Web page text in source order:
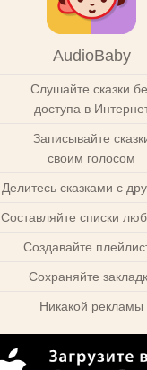
AudioBaby
Слушайте сказки
доступа в
Записывайте
своим голосом
Делитесь сказками с
Составляйте списки
Создавайте
Сохраняйте
Никакой рекламы